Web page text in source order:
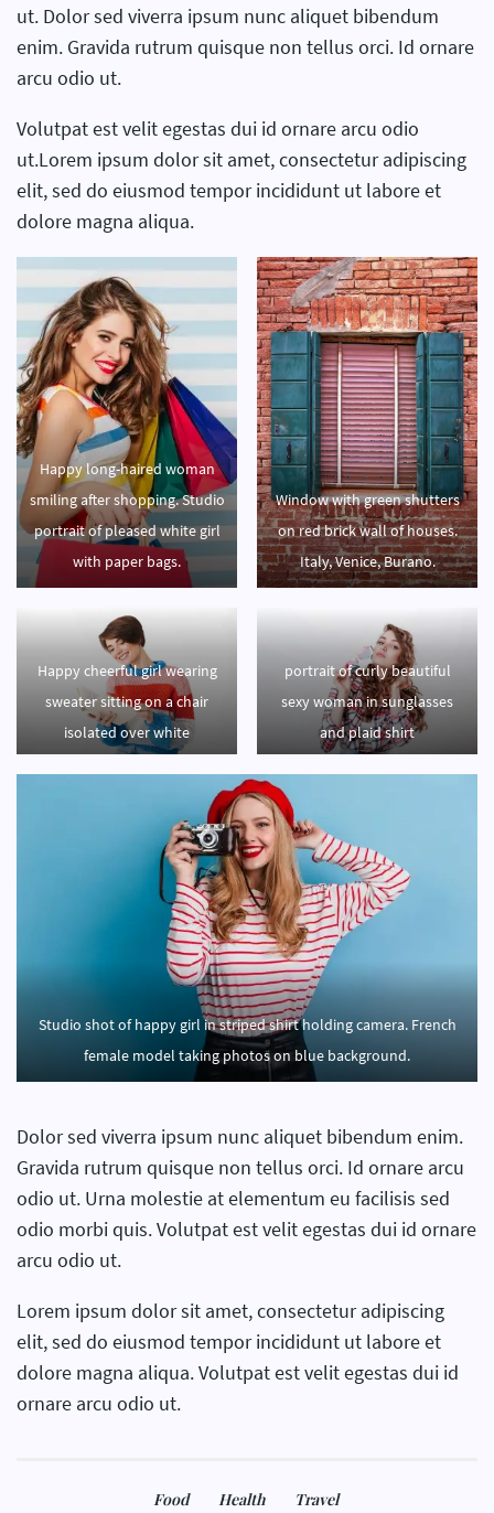
ut. Dolor sed viverra ipsum nunc aliquet bibendum
enim. Gravida rutrum quisque non tellus orci. Id ornare
arcu odio ut.
Volutpat est velit egestas dui id ornare arcu odio
ut.Lorem ipsum dolor sit amet, consectetur adipiscing
elit, sed do eiusmod tempor incididunt ut labore et
dolore magna aliqua.
Happy long-haired woman
smiling after shopping. Studio
portrait of pleased white girl
with paper bags.
Window with green shutters
on red brick wall of houses.
Italy, Venice, Burano.
Happy cheerful girl wearing
sweater sitting on a chair
isolated over white
portrait of curly beautiful
sexy woman in sunglasses
and plaid shirt
Studio shot of happy girl in striped shirt holding camera. French
female model taking photos on blue background.
Dolor sed viverra ipsum nunc aliquet bibendum enim.
Gravida rutrum quisque non tellus orci. Id ornare arcu
odio ut. Urna molestie at elementum eu facilisis sed
odio morbi quis. Volutpat est velit egestas dui id ornare
arcu odio ut.
Lorem ipsum dolor sit amet, consectetur adipiscing
elit, sed do eiusmod tempor incididunt ut labore et
dolore magna aliqua. Volutpat est velit egestas dui id
ornare arcu odio ut.
Food Health Travel